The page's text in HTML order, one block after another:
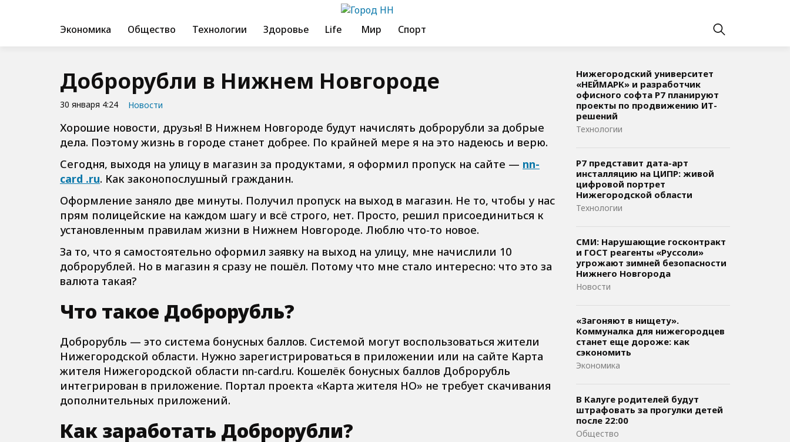
Экономика Общество Технологии Здоровье Life Мир Спорт
Доброрубли в Нижнем Новгороде
30 января 4:24 Новости
Хорошие новости, друзья! В Нижнем Новгороде будут начислять доброрубли за добрые
дела. Поэтому жизнь в городе станет добрее. По крайней мере я на это надеюсь и верю.
Сегодня, выходя на улицу в магазин за продуктами, я оформил пропуск на сайте — nn-
card .ru. Как законопослушный гражданин.
Оформление заняло две минуты. Получил пропуск на выход в магазин. Не то, чтобы у нас
прям полицейские на каждом шагу и всё строго, нет. Просто, решил присоединиться к
установленным правилам жизни в Нижнем Новгороде. Люблю что-то новое.
За то, что я самостоятельно оформил заявку на выход на улицу, мне начислили 10
доброрублей. Но в магазин я сразу не пошёл. Потому что мне стало интересно: что это за
валюта такая?
Что такое Доброрубль?
Доброрубль — это система бонусных баллов. Системой могут воспользоваться жители
Нижегородской области. Нужно зарегистрироваться в приложении или на сайте Карта
жителя Нижегородской области nn-card.ru. Кошелёк бонусных баллов Доброрубль
интегрирован в приложение. Портал проекта «Карта жителя НО» не требует скачивания
дополнительных приложений.
Как заработать Доброрубли?
Нижегородский университет
«НЕЙМАРК» и разработчик
офисного софта P7 планируют
проекты по продвижению ИТ-
решений
Технологии
Р7 представит дата-арт
инсталляцию на ЦИПР: живой
цифровой портрет
Нижегородской области
Технологии
СМИ: Нарушающие госконтракт
и ГОСТ реагенты «Руссоли»
угрожают зимней безопасности
Нижнего Новгорода
Новости
«Загоняют в нищету».
Коммуналка для нижегородцев
станет еще дороже: как
сэкономить
Экономика
В Калуге родителей будут
штрафовать за прогулки детей
после 22:00
Общество